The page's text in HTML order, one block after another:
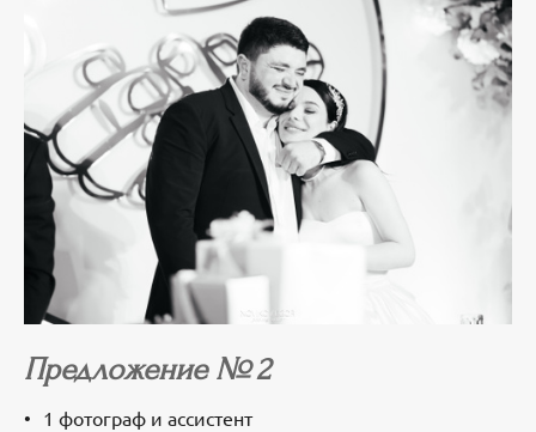
Предложение № 2
1 фотограф и ассистент